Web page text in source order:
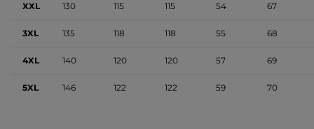
XXL 130 115 115 54 67
3XL 135 118 118 55 68
4XL 140 120 120 57 69
5XL 146 122 122 59 70